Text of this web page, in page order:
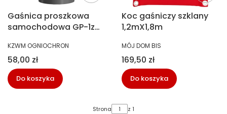
Gaśnica proszkowa
samochodowa GP-1z
PRODUCENT
KZWM OGNIOCHRON
Cena
58,00 zł
Do koszyka
Koc gaśniczy szklany
1,2mX1,8m
PRODUCENT
MÓJ DOM BIS
Cena
169,50 zł
Do koszyka
Strona z 1